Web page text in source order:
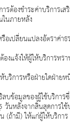
รต้องชำระค่าบริการ
นภายหลัง
อเปลี่ยนแปลงอัตราค่
องแจ้งให้ผู้ให้บริการ
ริการหรือฝ่ายใดฝ่าย
ลบข้อมูลของผู้ใช้บริก
วันหลังจากสิ้นสุดการ
(ถ้ามี) ให้แก่ผู้ให้บริการ